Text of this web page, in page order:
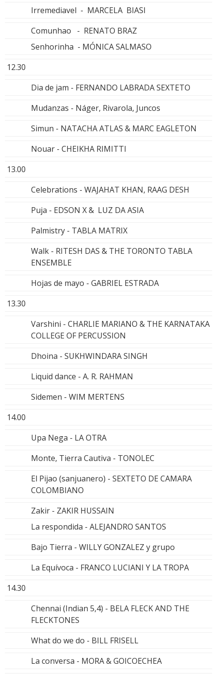
Irremediavel - MARCELA BIASI
Comunhao - RENATO BRAZ
Senhorinha - MÓNICA SALMASO
12.30
Dia de jam - FERNANDO LABRADA SEXTETO
Mudanzas - Náger, Rivarola, Juncos
Simun - NATACHA ATLAS & MARC EAGLETON
Nouar - CHEIKHA RIMITTI
13.00
Celebrations - WAJAHAT KHAN, RAAG DESH
Puja - EDSON X & LUZ DA ASIA
Palmistry - TABLA MATRIX
Walk - RITESH DAS & THE TORONTO TABLA
ENSEMBLE
Hojas de mayo - GABRIEL ESTRADA
13.30
Varshini - CHARLIE MARIANO & THE KARNATAKA
COLLEGE OF PERCUSSION
Dhoina - SUKHWINDARA SINGH
Liquid dance - A. R. RAHMAN
Sidemen - WIM MERTENS
14.00
Upa Nega - LA OTRA
Monte, Tierra Cautiva - TONOLEC
El Pijao (sanjuanero) - SEXTETO DE CAMARA
COLOMBIANO
Zakir - ZAKIR HUSSAIN
La respondida - ALEJANDRO SANTOS
Bajo Tierra - WILLY GONZALEZ y grupo
La Equívoca - FRANCO LUCIANI Y LA TROPA
14.30
Chennai (Indian 5,4) - BELA FLECK AND THE
FLECKTONES
What do we do - BILL FRISELL
La conversa - MORA & GOICOECHEA